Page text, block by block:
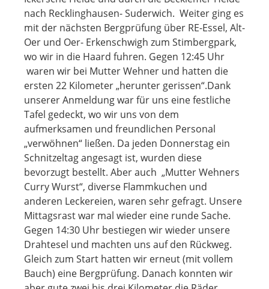
nach Recklinghausen- Suderwich. Weiter ging es
mit der nächsten Bergprüfung über RE-Essel, Alt-
Oer und Oer- Erkenschwigh zum Stimbergpark,
wo wir in die Haard fuhren. Gegen 12:45 Uhr
waren wir bei Mutter Wehner und hatten die
ersten 22 Kilometer „herunter gerissen“.Dank
unserer Anmeldung war für uns eine festliche
Tafel gedeckt, wo wir uns von dem
aufmerksamen und freundlichen Personal
„verwöhnen“ ließen. Da jeden Donnerstag ein
Schnitzeltag angesagt ist, wurden diese
bevorzugt bestellt. Aber auch „Mutter Wehners
Curry Wurst“, diverse Flammkuchen und
anderen Leckereien, waren sehr gefragt. Unsere
Mittagsrast war mal wieder eine runde Sache.
Gegen 14:30 Uhr bestiegen wir wieder unsere
Drahtesel und machten uns auf den Rückweg.
Gleich zum Start hatten wir erneut (mit vollem
Bauch) eine Bergprüfung. Danach konnten wir